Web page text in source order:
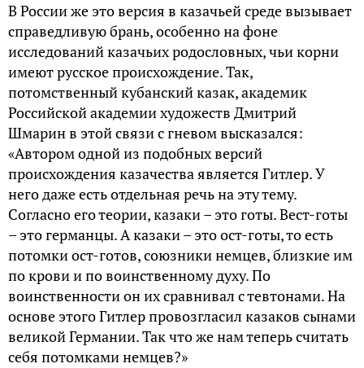
В России же это версия в казачьей среде вызывает
справедливую брань, особенно на фоне
исследований казачьих родословных, чьи корни
имеют русское происхождение. Так,
потомственный кубанский казак, академик
Российской академии художеств Дмитрий
Шмарин в этой связи с гневом высказался:
«Автором одной из подобных версий
происхождения казачества является Гитлер. У
него даже есть отдельная речь на эту тему.
Согласно его теории, казаки – это готы. Вест-готы
– это германцы. А казаки – это ост-готы, то есть
потомки ост-готов, союзники немцев, близкие им
по крови и по воинственному духу. По
воинственности он их сравнивал с тевтонами. На
основе этого Гитлер провозгласил казаков сынами
великой Германии. Так что же нам теперь считать
себя потомками немцев?»